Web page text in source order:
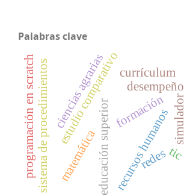
Palabras clave
desempeño
educación superiorformación
estudio comparativo
recursos humanossimulador
redes tic
ciencias agrarias
sistema de procedimientos matemática
programación en scratch currículum